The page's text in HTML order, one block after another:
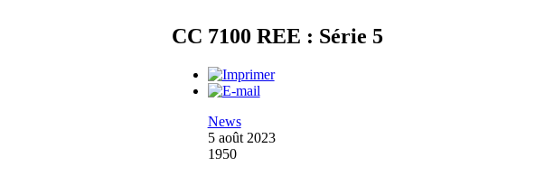
CC 7100 REE : Série 5
News
5 août 2023
1950